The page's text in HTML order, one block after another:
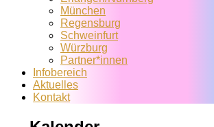
München
Regensburg
Schweinfurt
Würzburg
Partner*innen
Infobereich
Aktuelles
Kontakt